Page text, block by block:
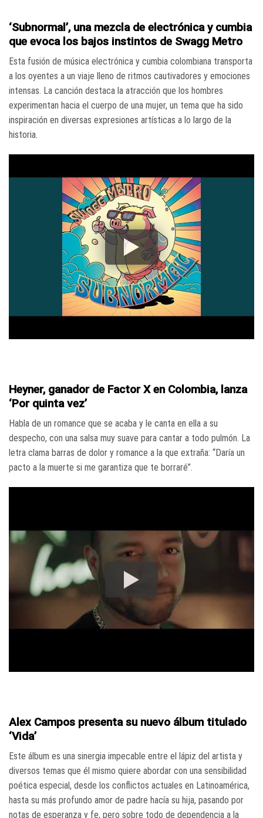
‘Subnormal’, una mezcla de electrónica y cumbia
que evoca los bajos instintos de Swagg Metro
Esta fusión de música electrónica y cumbia colombiana transporta
a los oyentes a un viaje lleno de ritmos cautivadores y emociones
intensas. La canción destaca la atracción que los hombres
experimentan hacia el cuerpo de una mujer, un tema que ha sido
inspiración en diversas expresiones artísticas a lo largo de la
historia.
Heyner, ganador de Factor X en Colombia, lanza
‘Por quinta vez’
Habla de un romance que se acaba y le canta en ella a su
despecho, con una salsa muy suave para cantar a todo pulmón. La
letra clama barras de dolor y romance a la que extraña: “Daría un
pacto a la muerte si me garantiza que te borraré”.
Alex Campos presenta su nuevo álbum titulado
‘Vida’
Este álbum es una sinergia impecable entre el lápiz del artista y
diversos temas que él mismo quiere abordar con una sensibilidad
poética especial, desde los conflictos actuales en Latinoamérica,
hasta su más profundo amor de padre hacía su hija, pasando por
notas de esperanza y fe, pero sobre todo de dependencia a la